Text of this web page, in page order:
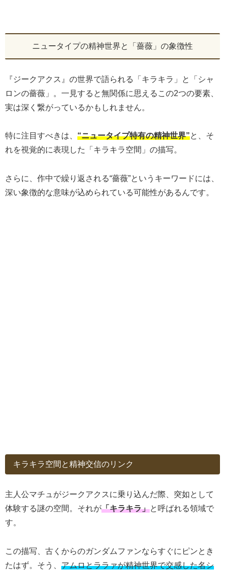
ニュータイプの精神世界と「薔薇」の象徴性
『ジークアクス』の世界で語られる「キラキラ」と「シャ
ロンの薔薇」。一見すると無関係に思えるこの2つの要素、
実は深く繋がっているかもしれません。
特に注目すべきは、 “ニュータイプ特有の精神世界”と、そ
れを視覚的に表現した「キラキラ空間」の描写。
さらに、作中で繰り返される“薔薇”というキーワードには、
深い象徴的な意味が込められている可能性があるんです。
キラキラ空間と精神交信のリンク
主人公マチュがジークアクスに乗り込んだ際、突如として
体験する謎の空間。それが「キラキラ」と呼ばれる領域で
す。
この描写、古くからのガンダムファンならすぐにピンとき
たはず。そう、 アムロとララァが精神世界で交感した名シ